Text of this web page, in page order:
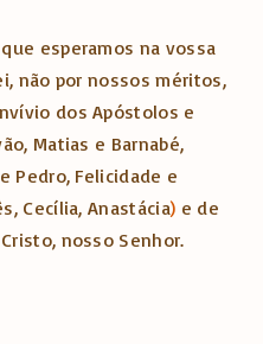
esperamos na vossa
não por nossos méritos,
dos Apóstolos e
Matias e Barnabé,
Pedro, Felicidade e
Cecília, Anastácia) e de
nosso Senhor.